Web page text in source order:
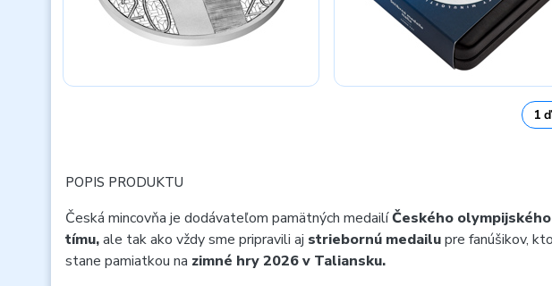
1
POPIS PRODUKTU
Česká mincovňa je dodávateľom pamätných medailíČeského olympijského
tímu,ale tak ako vždy sme pripravili aj striebornú medailupre fanúšikov,
stane pamiatkou na zimné hry 2026 v Taliansku.